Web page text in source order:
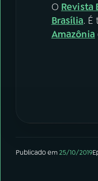
O Revista
Brasília. É
Amazônia
Publicado em25/10/2019